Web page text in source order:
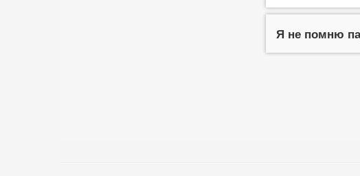
Я не помню